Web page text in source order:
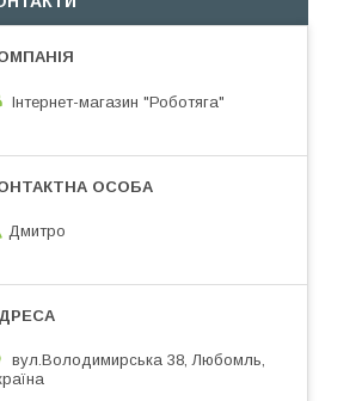
Інтернет-магазин "Роботяга"
Дмитро
вул.Володимирська 38, Любомль,